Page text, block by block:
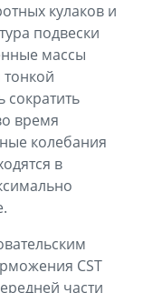
кулаков и
подвески
массы
тонкой
сократить
время
колебания
в
CST
части